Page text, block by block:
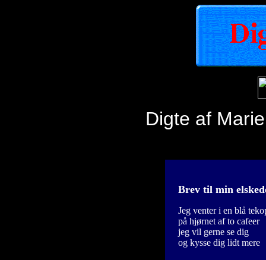
Digte af
Brev til min
Jeg venter i en blå
på hjørnet af to cafeer
jeg vil gerne se dig
og kysse dig lidt mere